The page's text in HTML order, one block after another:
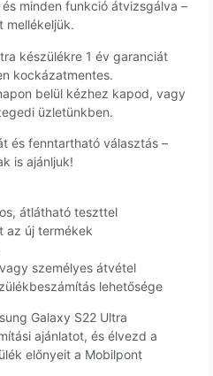
minden funkció átvizsgálva –
mellékeljük.
készülékre 1 év garanciát
kockázatmentes.
belül kézhez kapod, vagy
üzletünkben.
és fenntartható választás –
is ajánljuk!
átlátható teszttel
az új termékek
személyes átvétel
lehetősége
Galaxy S22 Ultra
ajánlatot, és élvezd a
előnyeit a Mobilpont